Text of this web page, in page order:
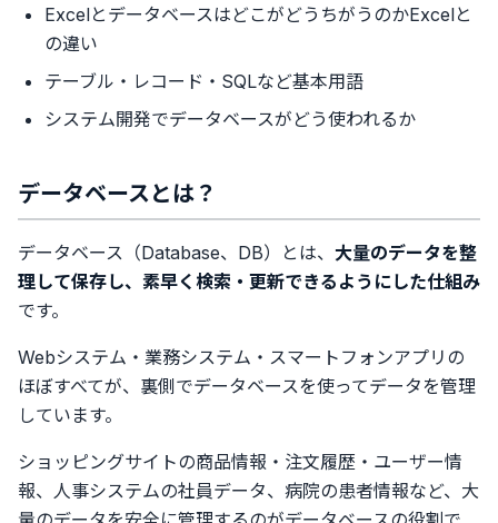
ExcelとデータベースはどこがどうちがうのかExcelと
の違い
テーブル・レコード・SQLなど基本用語
システム開発でデータベースがどう使われるか
データベースとは？
データベース（Database、DB）とは、 大量のデータを整
理して保存し、素早く検索・更新できるようにした仕組み
です。
Webシステム・業務システム・スマートフォンアプリの
ほぼすべてが、裏側でデータベースを使ってデータを管理
しています。
ショッピングサイトの商品情報・注文履歴・ユーザー情
報、人事システムの社員データ、病院の患者情報など、大